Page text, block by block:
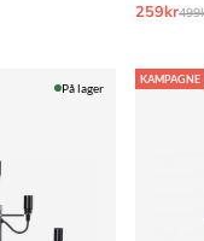
259kr
På lager
KAMPAGNE